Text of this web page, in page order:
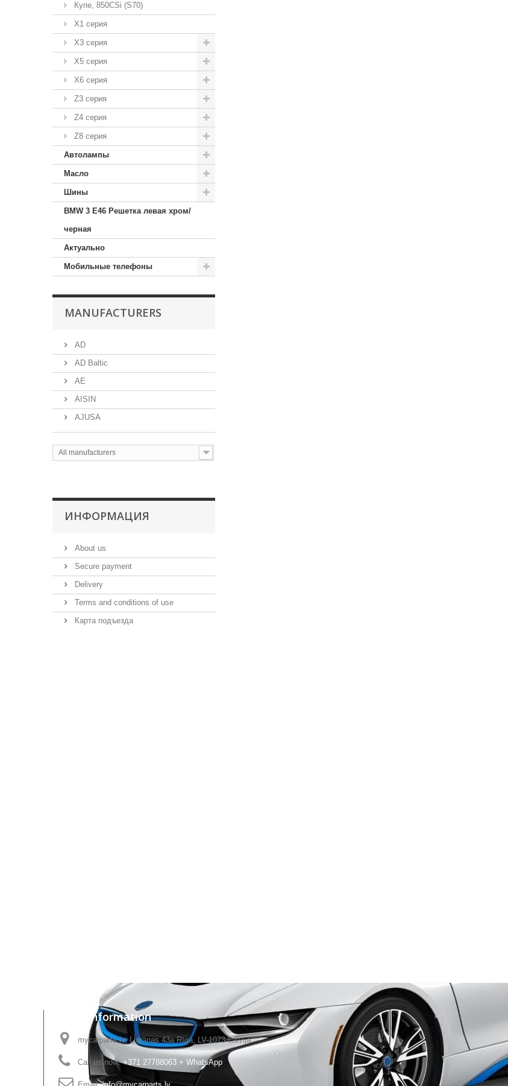
Купе, 850CSi (S70)
X1 серия
X3 серия
X5 серия
X6 серия
Z3 серия
Z4 серия
Z8 серия
Автолампы
Масло
Шины
BMW 3 E46 Решетка левая хром/
черная
Актуально
Мобильные телефоны
MANUFACTURERS
AD
AD Baltic
AE
AISIN
AJUSA
All manufacturers
ИНФОРМАЦИЯ
About us
Secure payment
Delivery
Terms and conditions of use
Карта подъезда
Store Information
mycarparts.lv, Lubānas 43a Rīga, LV-1073 Latvija
Call us now:+371 27788063 + WhatsApp